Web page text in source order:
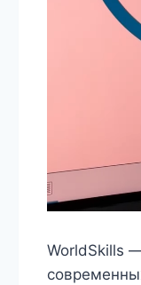
WorldSkills